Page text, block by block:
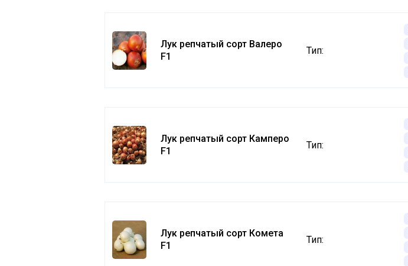
Лук репчатый сорт Валеро
F1
Тип:
Лук репчатый сорт Камперо
F1
Тип:
Лук репчатый сорт Комета
F1
Тип: